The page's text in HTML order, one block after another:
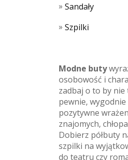
Sandały
Szpilki
Modne buty
osobowość i
zadbaj o to by nie
pewnie,
pozytywne
znajomych,
Dobierz półbuty
szpilki na
do teatru czy